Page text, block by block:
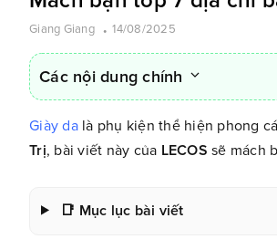
Giang Giang 14/08/2025
Các nội dung chính
Giày dalà phụ kiện thể hiện phong
Trị, bài viết này của LECOS sẽ mách
📑 Mục lục bài viết